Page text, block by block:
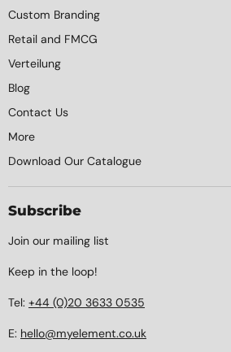
Custom Branding
Retail and FMCG
Verteilung
Blog
Contact Us
More
Download Our Catalogue
Subscribe
Join our mailing list
Keep in the loop!
Tel: +44 (0)20 3633 0535
E: hello@myelement.co.uk